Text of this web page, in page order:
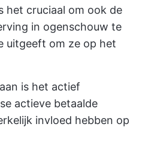
het cruciaal om ook de
in ogenschouw te
uitgeeft om ze op het
is het actief
actieve betaalde
invloed hebben op